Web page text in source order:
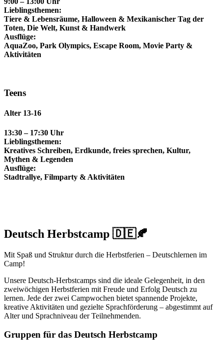
Lieblingsthemen:
Tiere & Lebensräume, Halloween & Mexikanischer Tag der
Toten, Die Welt, Kunst & Handwerk
Ausflüge:
AquaZoo, Park Olympics, Escape Room, Movie Party &
Aktivitäten
Teens
Alter 13-16
13:30 – 17:30 Uhr
Lieblingsthemen:
Kreatives Schreiben, Erdkunde, freies sprechen, Kultur,
Mythen & Legenden
Ausflüge:
Stadtrallye, Filmparty & Aktivitäten
Deutsch Herbstcamp 🇩🇪🍂
Mit Spaß und Struktur durch die Herbstferien – Deutschlernen im
Camp!
Unsere Deutsch-Herbstcamps sind die ideale Gelegenheit, in den
zweiwöchigen Herbstferien mit Freude und Erfolg Deutsch zu
lernen. Jede der zwei Campwochen bietet spannende Projekte,
kreative Aktivitäten und gezielte Sprachförderung – abgestimmt auf
Alter und Sprachniveau der Teilnehmenden.
Gruppen für das Deutsch Herbstcamp